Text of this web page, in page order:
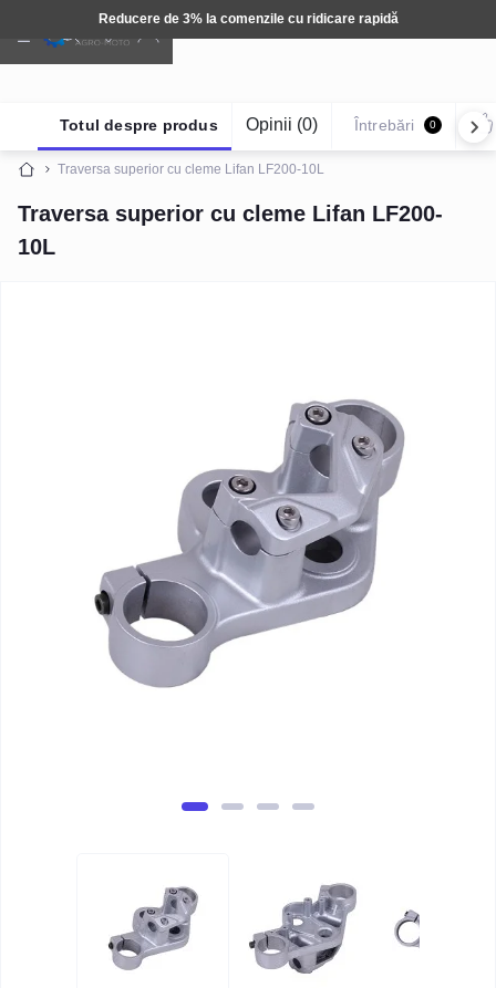
cu ridicare rapidă
Traversa superior cu cleme Lifan LF200-10L
Traversa superior cu cleme Lifan LF200-
10L
Totul despre produs Opinii (0) Întrebări 0